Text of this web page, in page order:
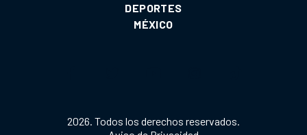
DEPORTES
MÉXICO
2026. Todos los derechos reservados.